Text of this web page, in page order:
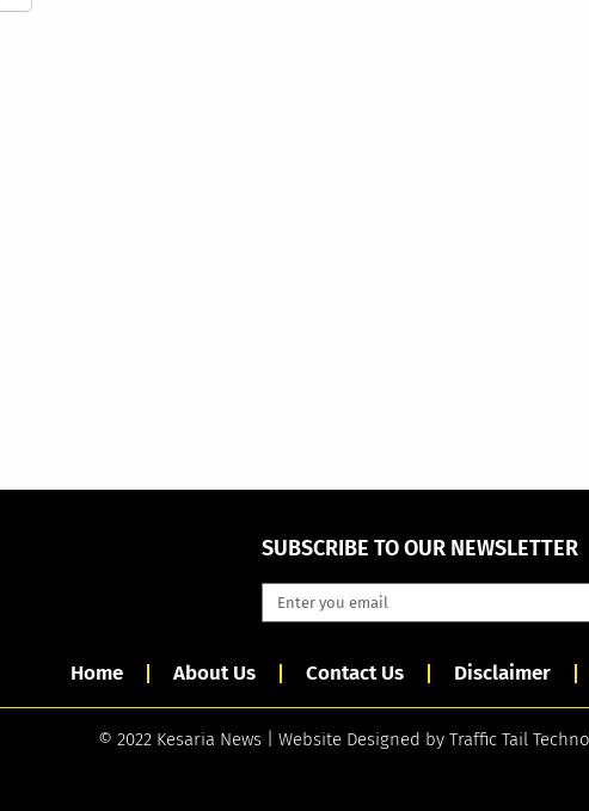
SUBSCRIBE TO OUR NEWSLETTER
Home About Us Contact Us Disclaimer
© 2022 Kesaria News | Website Designed by Traffic Tail